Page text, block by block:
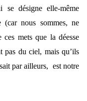
désigne elle-même
(car nous sommes, ne
ces mets que la déesse
pas du ciel, mais qu’ils
par ailleurs, est notre